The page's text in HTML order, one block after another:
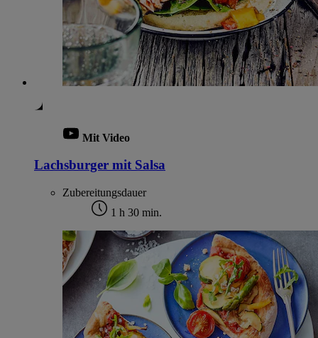
Mit Video
Lachsburger mit Salsa
Zubereitungsdauer
1 h 30 min.